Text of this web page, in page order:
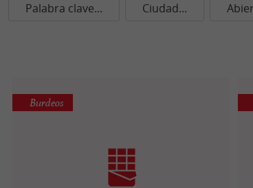
Palabra clave... Ciudad...
Burdeos